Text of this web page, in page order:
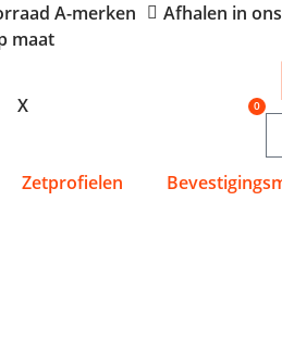
A-merken
Afhalen in
maat
0
X
Zetprofielen